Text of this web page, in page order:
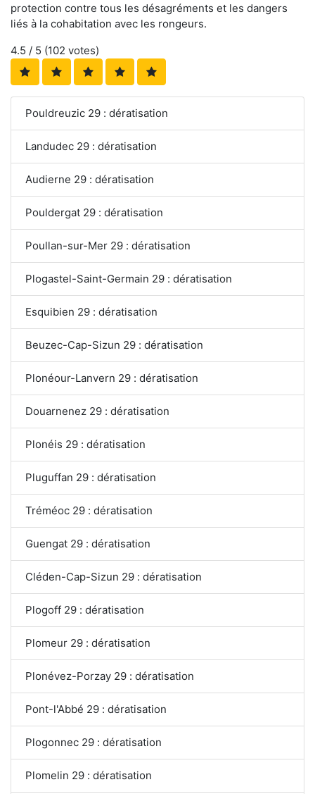
protection contre tous les désagréments et les dangers
liés à la cohabitation avec les rongeurs.
4.5 / 5 (102 votes)
Pouldreuzic 29 : dératisation
Landudec 29 : dératisation
Audierne 29 : dératisation
Pouldergat 29 : dératisation
Poullan-sur-Mer 29 : dératisation
Plogastel-Saint-Germain 29 : dératisation
Esquibien 29 : dératisation
Beuzec-Cap-Sizun 29 : dératisation
Plonéour-Lanvern 29 : dératisation
Douarnenez 29 : dératisation
Plonéis 29 : dératisation
Pluguffan 29 : dératisation
Tréméoc 29 : dératisation
Guengat 29 : dératisation
Cléden-Cap-Sizun 29 : dératisation
Plogoff 29 : dératisation
Plomeur 29 : dératisation
Plonévez-Porzay 29 : dératisation
Pont-l'Abbé 29 : dératisation
Plogonnec 29 : dératisation
Plomelin 29 : dératisation